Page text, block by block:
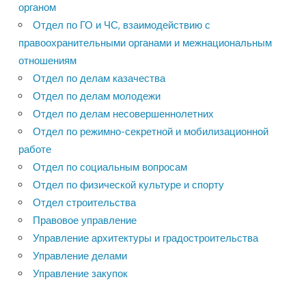
органом
Отдел по ГО и ЧС, взаимодействию с
правоохранительными органами и межнациональным
отношениям
Отдел по делам казачества
Отдел по делам молодежи
Отдел по делам несовершеннолетних
Отдел по режимно-секретной и мобилизационной
работе
Отдел по социальным вопросам
Отдел по физической культуре и спорту
Отдел строительства
Правовое управление
Управление архитектуры и градостроительства
Управление делами
Управление закупок